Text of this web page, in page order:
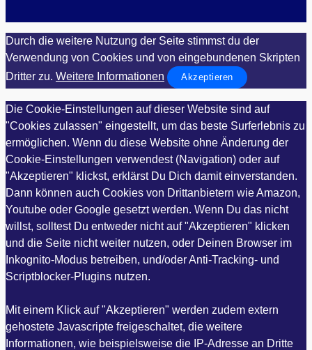
Durch die weitere Nutzung der Seite stimmst du der
Verwendung von Cookies und von eingebundenen Skripten
Dritter zu. Weitere Informationen Akzeptieren
Die Cookie-Einstellungen auf dieser Website sind auf
"Cookies zulassen" eingestellt, um das beste Surferlebnis zu
ermöglichen. Wenn du diese Website ohne Änderung der
Cookie-Einstellungen verwendest (Navigation) oder auf
"Akzeptieren" klickst, erklärst Du Dich damit einverstanden.
Dann können auch Cookies von Drittanbietern wie Amazon,
Youtube oder Google gesetzt werden. Wenn Du das nicht
willst, solltest Du entweder nicht auf "Akzeptieren" klicken
und die Seite nicht weiter nutzen, oder Deinen Browser im
Inkognito-Modus betreiben, und/oder Anti-Tracking- und
Scriptblocker-Plugins nutzen.
Mit einem Klick auf "Akzeptieren" werden zudem extern
gehostete Javascripte freigeschaltet, die weitere
Informationen, wie beispielsweise die IP-Adresse an Dritte